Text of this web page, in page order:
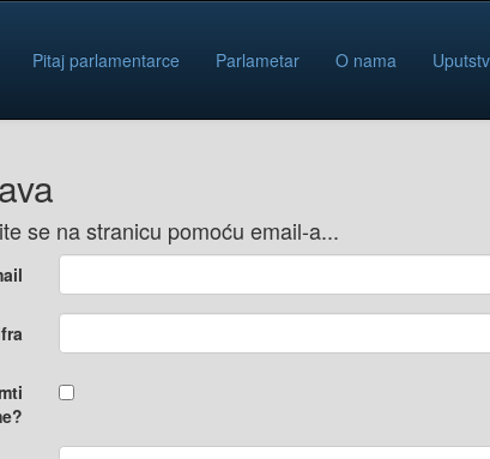
Pitaj parlamentarce Parlametar O nama
se na stranicu pomoću email-a...